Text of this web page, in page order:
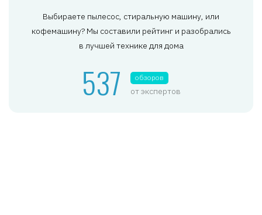
Выбираете пылесос, стиральную машину, или
кофемашину? Мы составили рейтинг и разобрались
в лучшей технике для дома
537 обзоров
от экспертов